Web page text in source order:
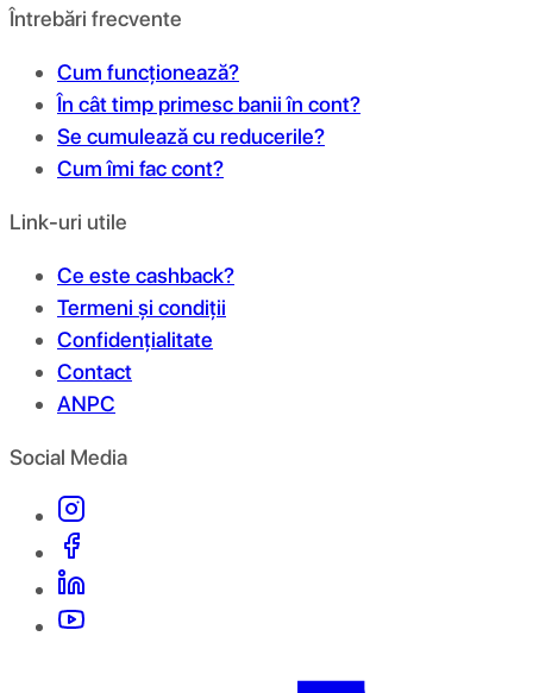
Întrebări frecvente
Cum funcționează?
În cât timp primesc banii în cont?
Se cumulează cu reducerile?
Cum îmi fac cont?
Link-uri utile
Ce este cashback?
Termeni și condiții
Confidențialitate
Contact
ANPC
Social Media